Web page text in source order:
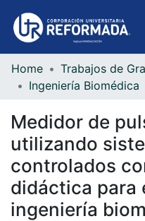
Communities &
Statistics
Home Trabajos de
Ingeniería Biomédica
Medidor de
utilizando
controlados
didáctica para
ingeniería